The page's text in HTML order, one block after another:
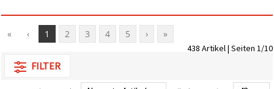
verbessern
Einwilligung,
« ‹ 1 2 3 4 5 › »
438 Artikel | Seiten 1/10
FILTER